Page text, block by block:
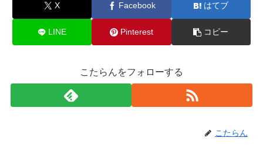
X Facebook はてブ
LINE Pinterest コピー
こたらんをフォローする
こたらん